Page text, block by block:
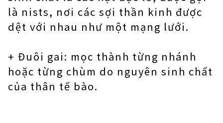
là nists, nơi các sợi thần kinh được
dệt với nhau như một mạng lưới.
+ Đuôi gai: mọc thành từng nhánh
hoặc từng chùm do nguyên sinh chất
của thân tế bào.